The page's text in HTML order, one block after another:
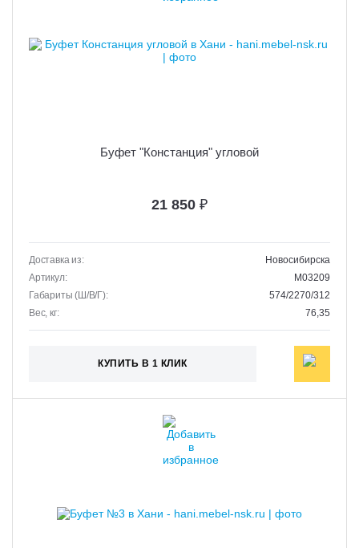
Буфет "Констанция" угловой
21 850 ₽
Доставка из:
Новосибирска
Артикул:
M03209
Габариты (Ш/В/Г):
574/2270/312
Вес, кг:
76,35
КУПИТЬ В 1 КЛИК